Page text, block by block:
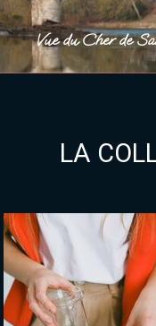
Vue du Cher de
LA